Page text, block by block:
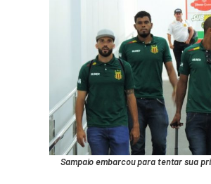
Sampaio embarcou para tentar sua